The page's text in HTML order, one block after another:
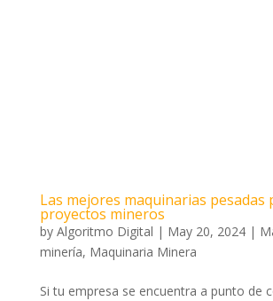
Las mejores maquinarias pesadas
proyectos mineros
by Algoritmo Digital | May 20, 2024|
minería, Maquinaria Minera
Si tu empresa se encuentra a punto de